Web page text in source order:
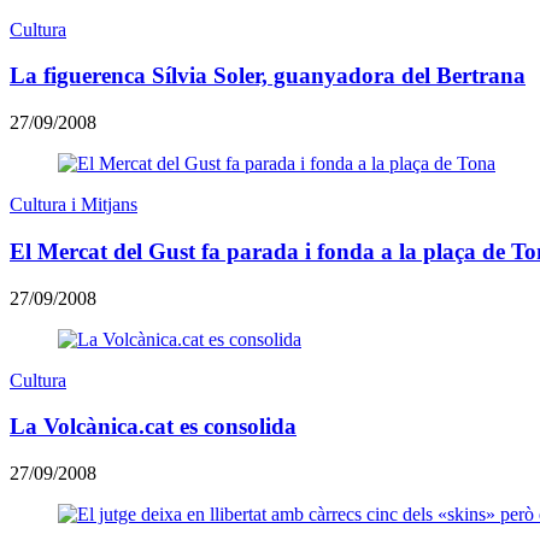
Cultura
La figuerenca Sílvia Soler, guanyadora del Bertrana
27/09/2008
Cultura i Mitjans
El Mercat del Gust fa parada i fonda a la plaça de
27/09/2008
Cultura
La Volcànica.cat es consolida
27/09/2008